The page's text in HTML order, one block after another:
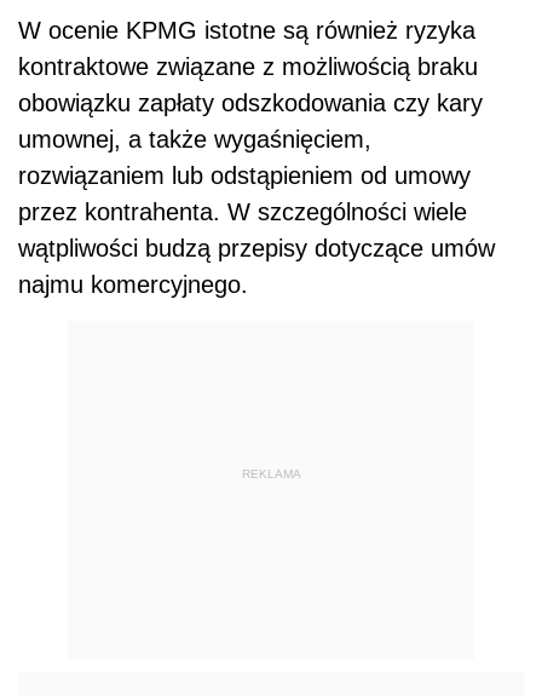
W ocenie KPMG istotne są również ryzyka
kontraktowe związane z możliwością braku
obowiązku zapłaty odszkodowania czy kary
umownej, a także wygaśnięciem,
rozwiązaniem lub odstąpieniem od umowy
przez kontrahenta. W szczególności wiele
wątpliwości budzą przepisy dotyczące umów
najmu komercyjnego.
REKLAMA